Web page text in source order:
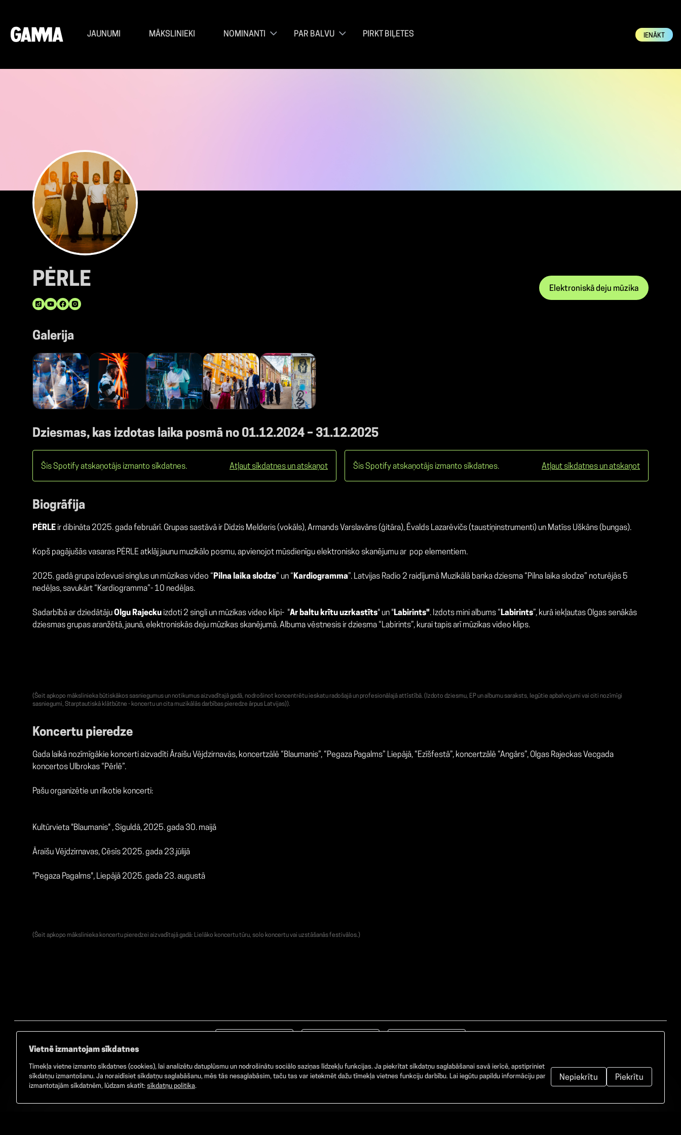
JAUNUMI MĀKSLINIEKI NOMINANTI PAR BALVU PIRKT BIĻETES IENĀKT
PĖRLE Elektroniskā deju mūzika
Galerija
Dziesmas, kas izdotas laika posmā no 01.12.2024 – 31.12.2025
Šis Spotify atskaņotājs izmanto sīkdatnes. Atļaut sīkdatnes un atskaņot Šis Spotify atskaņotājs izmanto sīkdatnes. Atļaut sīkdatnes un atskaņot
Biogrāfija
PĖRLE ir dibināta 2025. gada februārī. Grupas sastāvā ir Didzis Melderis (vokāls), Armands Varslavāns (ģitāra), Ēvalds Lazarēvičs (taustiņinstrumenti) un Matīss Uškāns (bungas).
Kopš pagājušās vasaras PĖRLE atklāj jaunu muzikālo posmu, apvienojot mūsdienīgu elektronisko skanējumu ar pop elementiem.
2025. gadā grupa izdevusi singlus un mūzikas video “ Pilna laika slodze” un “ Kardiogramma”. Latvijas Radio 2 raidījumā Muzikālā banka dziesma “Pilna laika slodze” noturējās 5
nedēļas, savukārt “Kardiogramma”- 10 nedēļas.
Sadarbībā ar dziedātājuOlgu Rajecku izdoti 2 singli un mūzikas video klipi- "Ar baltu krītu uzrkastīts" un "Labirints". Izdots mini albums “ Labirints”, kurā iekļautas Olgas senākās
dziesmas grupas aranžētā, jaunā, elektroniskās deju mūzikas skanējumā. Albuma vēstnesis ir dziesma “Labirints”, kurai tapis arī mūzikas video klips.
(Šeit apkopo mākslinieka būtiskākos sasniegumus un notikumus aizvadītajā gadā, nodrošinot koncentrētu ieskatu radošajā un profesionālajā attīstībā. (Izdoto dziesmu, EP un albumu saraksts, Iegūtie apbalvojumi vai citi nozīmīgi
sasniegumi, Starptautiskā klātbūtne - koncertu un cita muzikālās darbības pieredze ārpus Latvijas)).
Koncertu pieredze
Gada laikā nozīmīgākie koncerti aizvadīti Āraišu Vējdzirnavās, koncertzālē “Blaumanis”, “Pegaza Pagalms” Liepājā, “Ezīšfestā”, koncertzālē “Angārs”, Olgas Rajeckas Vecgada
koncertos Ulbrokas “Pērlē”.
Pašu organizētie un rīkotie koncerti:
Kultūrvieta "Blaumanis" , Siguldā, 2025. gada 30. maijā
Āraišu Vējdzirnavas, Cēsīs 2025. gada 23.jūlijā
"Pegaza Pagalms", Liepājā 2025. gada 23. augustā
(Šeit apkopo mākslinieka koncertu pieredzei aizvadītajā gadā: Lielāko koncertu tūru, solo koncertu vai uzstāšanās festivālos.)
Vietnē izmantojam sīkdatnes
Tīmekļa vietne izmanto sīkdatnes (cookies), lai analizētu datuplūsmu un nodrošinātu sociālo saziņas līdzekļu funkcijas. Ja piekrītat sīkdatņu saglabāšanai savā ierīcē, apstipriniet
sīkdatņu izmantošanu. Ja noraidīsiet sīkdatņu saglabāšanu, mēs tās nesaglabāsim, taču tas var ietekmēt dažu tīmekļa vietnes funkciju darbību. Lai iegūtu papildu informāciju par
izmantotajām sīkdatnēm, lūdzam skatīt: sīkdatņu politika.
Nepiekrītu Piekrītu